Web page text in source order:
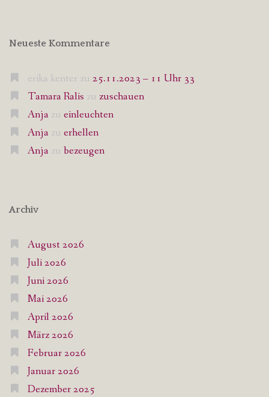
Neueste Kommentare
erika kenter zu 25.11.2023 – 11 Uhr 33
Tamara Ralis zu zuschauen
Anja zu einleuchten
Anja zu erhellen
Anja zu bezeugen
Archiv
August 2026
Juli 2026
Juni 2026
Mai 2026
April 2026
März 2026
Februar 2026
Januar 2026
Dezember 2025